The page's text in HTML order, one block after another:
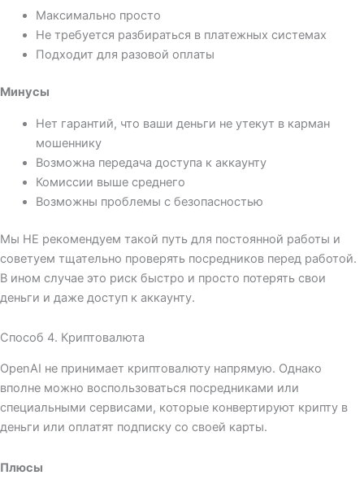
Максимально просто
Не требуется разбираться в платежных системах
Подходит для разовой оплаты
Минусы
Нет гарантий, что ваши деньги не утекут в карман
мошеннику
Возможна передача доступа к аккаунту
Комиссии выше среднего
Возможны проблемы с безопасностью
Мы НЕ рекомендуем такой путь для постоянной работы и
советуем тщательно проверять посредников перед работой.
В ином случае это риск быстро и просто потерять свои
деньги и даже доступ к аккаунту.
Способ 4. Криптовалюта
OpenAI не принимает криптовалюту напрямую. Однако
вполне можно воспользоваться посредниками или
специальными сервисами, которые конвертируют крипту в
деньги или оплатят подписку со своей карты.
Плюсы